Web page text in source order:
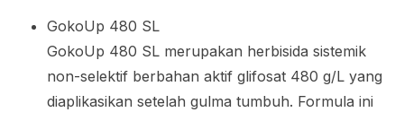
GokoUp 480 SL
GokoUp 480 SL merupakan herbisida sistemik
non-selektif berbahan aktif glifosat 480 g/L yang
diaplikasikan setelah gulma tumbuh. Formula ini